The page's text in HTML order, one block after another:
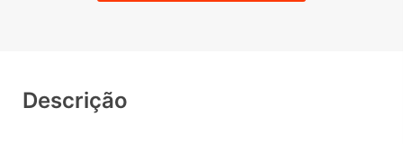
Descrição